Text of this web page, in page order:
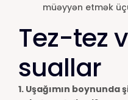
müəyyən etmək
Tez-tez
suallar
1. Uşağımın